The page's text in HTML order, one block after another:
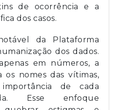
de ocorrência e a
dos casos.
da Plataforma
dos dados.
em números, a
os nomes das vítimas,
de cada
Esse enfoque